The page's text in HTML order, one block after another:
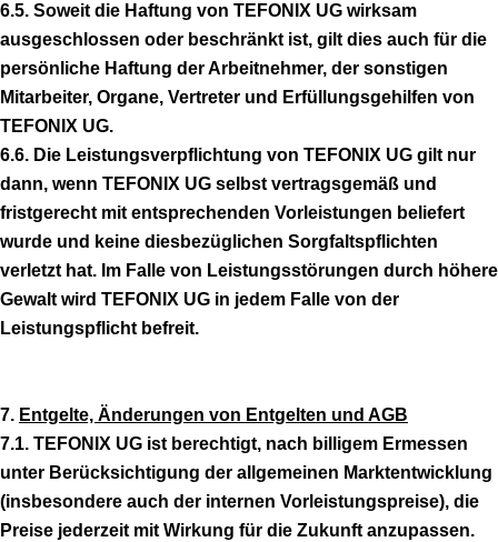
6.5. Soweit die Haftung von TEFONIX UG wirksam
ausgeschlossen oder beschränkt ist, gilt dies auch für die
persönliche Haftung der Arbeitnehmer, der sonstigen
Mitarbeiter, Organe, Vertreter und Erfüllungsgehilfen von
TEFONIX UG.
6.6. Die Leistungsverpflichtung von TEFONIX UG gilt nur
dann, wenn TEFONIX UG selbst vertragsgemäß und
fristgerecht mit entsprechenden Vorleistungen beliefert
wurde und keine diesbezüglichen Sorgfaltspflichten
verletzt hat. Im Falle von Leistungsstörungen durch höhere
Gewalt wird TEFONIX UG in jedem Falle von der
Leistungspflicht befreit.
7. Entgelte, Änderungen von Entgelten und AGB
7.1. TEFONIX UG ist berechtigt, nach billigem Ermessen
unter Berücksichtigung der allgemeinen Marktentwicklung
(insbesondere auch der internen Vorleistungspreise), die
Preise jederzeit mit Wirkung für die Zukunft anzupassen.